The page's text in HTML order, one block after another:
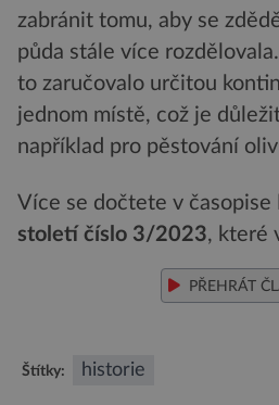
zabránit tomu, aby se
půda stále více
to zaručovalo určitou
jednom místě, což je
například pro pěstování oliv
Více se dočtete v časopise
století číslo 3/2023, které
PŘEHRÁT
Štítky: historie